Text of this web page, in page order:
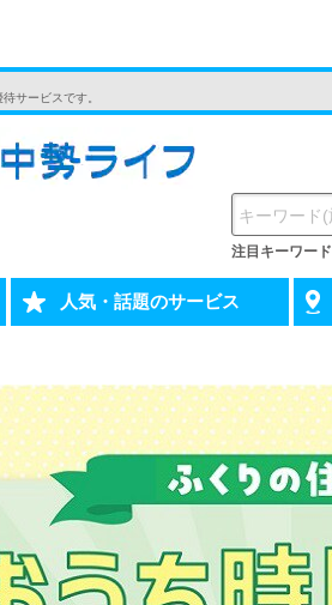
サービスです。
注目キーワード
人気・話題のサービス